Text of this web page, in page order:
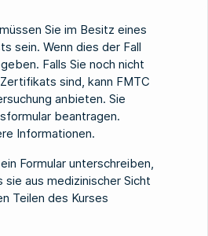
Sie im Besitz eines
sein. Wenn dies der Fall
Falls Sie noch nicht
sind, kann FMTC
anbieten. Sie
beantragen.
Informationen.
Formular unterschreiben,
sie aus medizinischer Sicht
Teilen des Kurses